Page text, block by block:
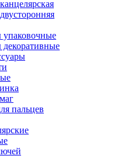
упаковочные
пальцев